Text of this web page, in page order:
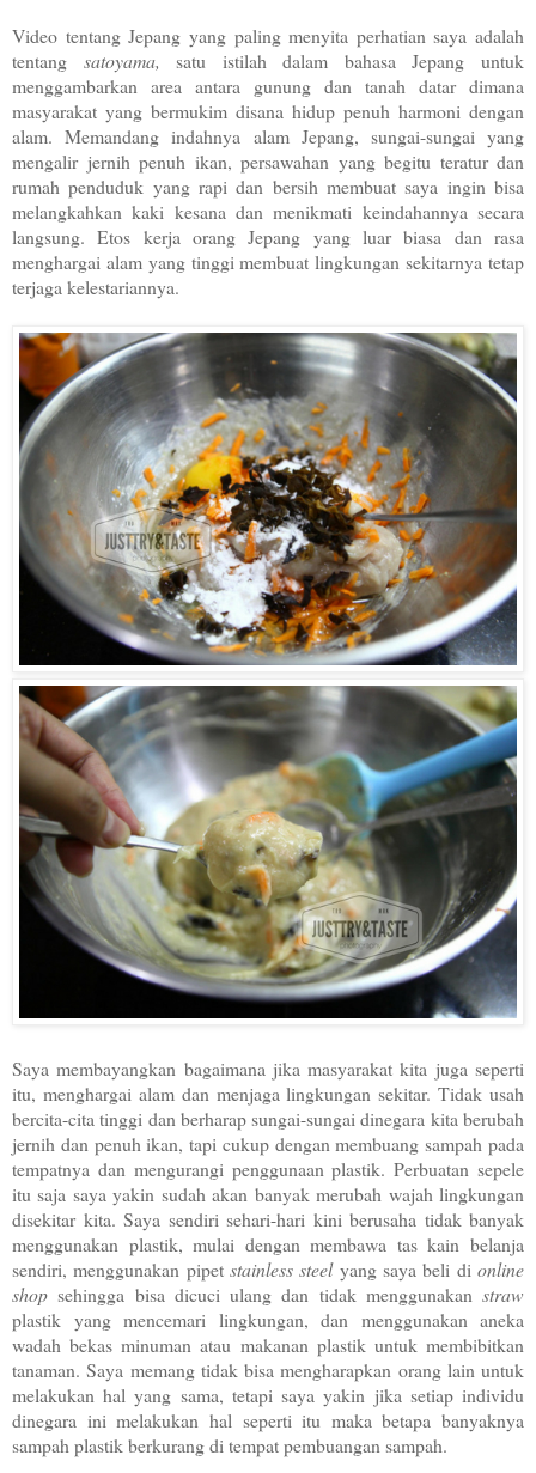
Video tentang Jepang yang paling menyita perhatian saya adalah
tentang satoyama, satu istilah dalam bahasa Jepang untuk
menggambarkan area antara gunung dan tanah datar dimana
masyarakat yang bermukim disana hidup penuh harmoni dengan
alam. Memandang indahnya alam Jepang, sungai-sungai yang
mengalir jernih penuh ikan, persawahan yang begitu teratur dan
rumah penduduk yang rapi dan bersih membuat saya ingin bisa
melangkahkan kaki kesana dan menikmati keindahannya secara
langsung. Etos kerja orang Jepang yang luar biasa dan rasa
menghargai alam yang tinggi membuat lingkungan sekitarnya tetap
terjaga kelestariannya.
Saya membayangkan bagaimana jika masyarakat kita juga seperti
itu, menghargai alam dan menjaga lingkungan sekitar. Tidak usah
bercita-cita tinggi dan berharap sungai-sungai dinegara kita berubah
jernih dan penuh ikan, tapi cukup dengan membuang sampah pada
tempatnya dan mengurangi penggunaan plastik. Perbuatan sepele
itu saja saya yakin sudah akan banyak merubah wajah lingkungan
disekitar kita. Saya sendiri sehari-hari kini berusaha tidak banyak
menggunakan plastik, mulai dengan membawa tas kain belanja
sendiri, menggunakan pipet stainless steelyang saya beli dionline
shop sehingga bisa dicuci ulang dan tidak menggunakan straw
plastik yang mencemari lingkungan, dan menggunakan aneka
wadah bekas minuman atau makanan plastik untuk membibitkan
tanaman. Saya memang tidak bisa mengharapkan orang lain untuk
melakukan hal yang sama, tetapi saya yakin jika setiap individu
dinegara ini melakukan hal seperti itu maka betapa banyaknya
sampah plastik berkurang di tempat pembuangan sampah.